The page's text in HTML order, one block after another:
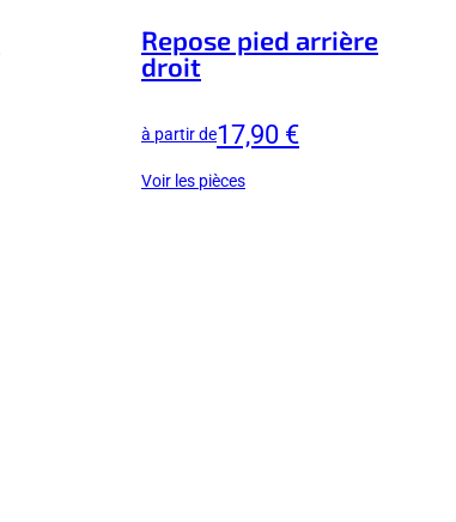
Repose pied arrière
droit
à partir de17,90 €
Voir les pièces